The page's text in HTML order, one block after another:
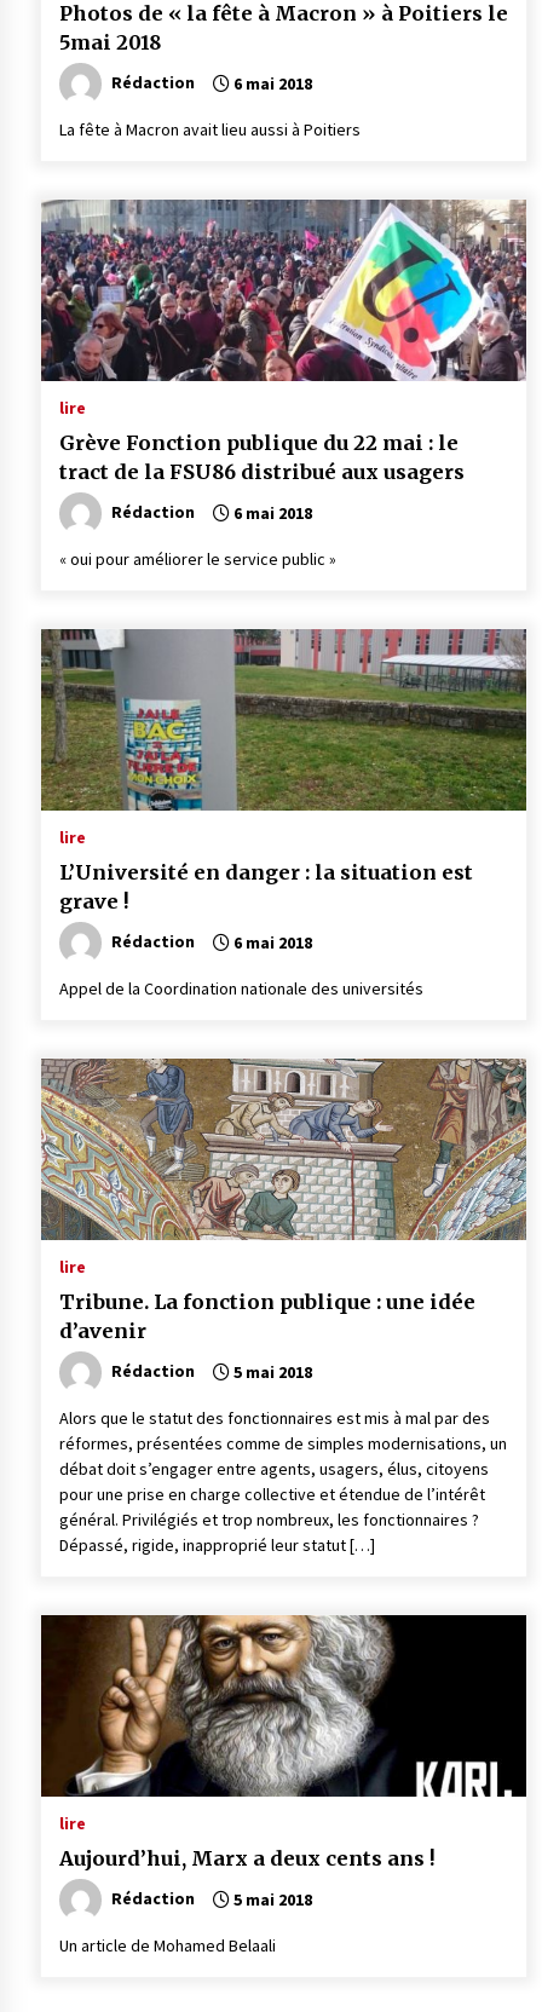
Photos de « la fête à Macron » à Poitiers le
5mai 2018
Rédaction 6 mai 2018
La fête à Macron avait lieu aussi à Poitiers
lire
Grève Fonction publique du 22 mai : le
tract de la FSU86 distribué aux usagers
Rédaction 6 mai 2018
« oui pour améliorer le service public »
lire
L’Université en danger : la situation est
grave !
Rédaction 6 mai 2018
Appel de la Coordination nationale des universités
lire
Tribune. La fonction publique : une idée
d’avenir
Rédaction 5 mai 2018
Alors que le statut des fonctionnaires est mis à mal par des
réformes, présentées comme de simples modernisations, un
débat doit s’engager entre agents, usagers, élus, citoyens
pour une prise en charge collective et étendue de l’intérêt
général. Privilégiés et trop nombreux, les fonctionnaires ?
Dépassé, rigide, inapproprié leur statut […]
lire
Aujourd’hui, Marx a deux cents ans !
Rédaction 5 mai 2018
Un article de Mohamed Belaali